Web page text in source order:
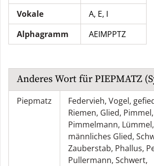
Vokale
A, E, I
Alphagramm
AEIMPPTZ
Anderes Wort fürPIEPMATZ
Piepmatz Federvieh, Vogel,
Riemen, Glied, Pimmel,
Pimmelmann, Lümmel,
männliches Glied,
Zauberstab, Phallus,
Pullermann, Schwert,